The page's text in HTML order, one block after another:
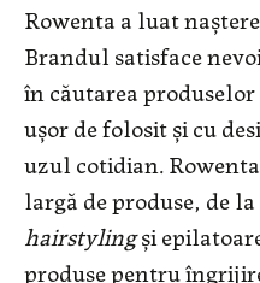
Rowenta a luat
Brandul satisface
în căutarea
ușor de folosit și cu
uzul cotidian.
largă de produse, de
hairstylingși
produse pentru